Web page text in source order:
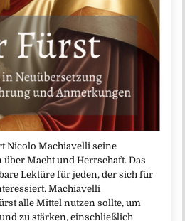
Nicolo Machiavelli seine
Macht und Herrschaft. Das
Lektüre für jeden, der sich für
Machiavelli
alle Mittel nutzen sollte, um
zu stärken, einschließlich